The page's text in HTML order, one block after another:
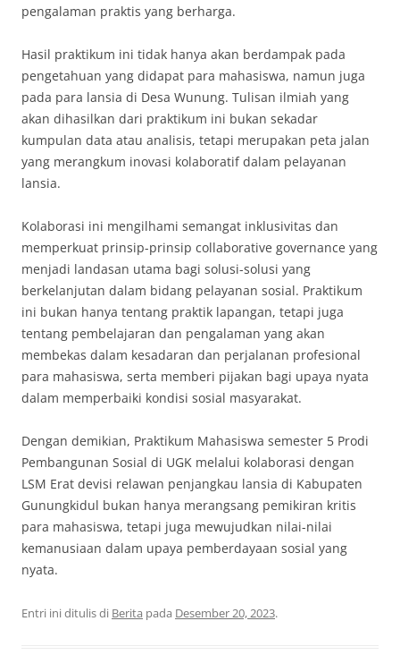
pengalaman praktis yang berharga.
Hasil praktikum ini tidak hanya akan berdampak pada
pengetahuan yang didapat para mahasiswa, namun juga
pada para lansia di Desa Wunung. Tulisan ilmiah yang
akan dihasilkan dari praktikum ini bukan sekadar
kumpulan data atau analisis, tetapi merupakan peta jalan
yang merangkum inovasi kolaboratif dalam pelayanan
lansia.
Kolaborasi ini mengilhami semangat inklusivitas dan
memperkuat prinsip-prinsip collaborative governance yang
menjadi landasan utama bagi solusi-solusi yang
berkelanjutan dalam bidang pelayanan sosial. Praktikum
ini bukan hanya tentang praktik lapangan, tetapi juga
tentang pembelajaran dan pengalaman yang akan
membekas dalam kesadaran dan perjalanan profesional
para mahasiswa, serta memberi pijakan bagi upaya nyata
dalam memperbaiki kondisi sosial masyarakat.
Dengan demikian, Praktikum Mahasiswa semester 5 Prodi
Pembangunan Sosial di UGK melalui kolaborasi dengan
LSM Erat devisi relawan penjangkau lansia di Kabupaten
Gunungkidul bukan hanya merangsang pemikiran kritis
para mahasiswa, tetapi juga mewujudkan nilai-nilai
kemanusiaan dalam upaya pemberdayaan sosial yang
nyata.
Entri ini ditulis di Berita pada Desember 20, 2023.